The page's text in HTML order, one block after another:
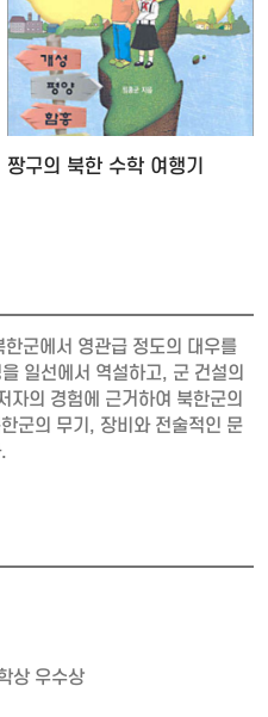
짱구의 북한 수학 여행기
군에서 영관급 정도의 대우를
일선에서 역설하고, 군 건설의
자의 경험에 근거하여 북한군의
군의 무기, 장비와 전술적인 문
상 우수상